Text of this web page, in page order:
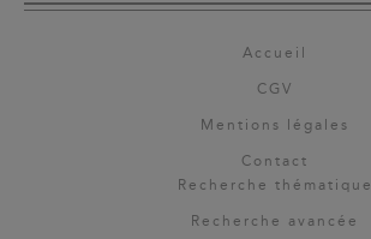
Accueil
CGV
Mentions légales
Contact
Recherche thématique
Recherche avancée